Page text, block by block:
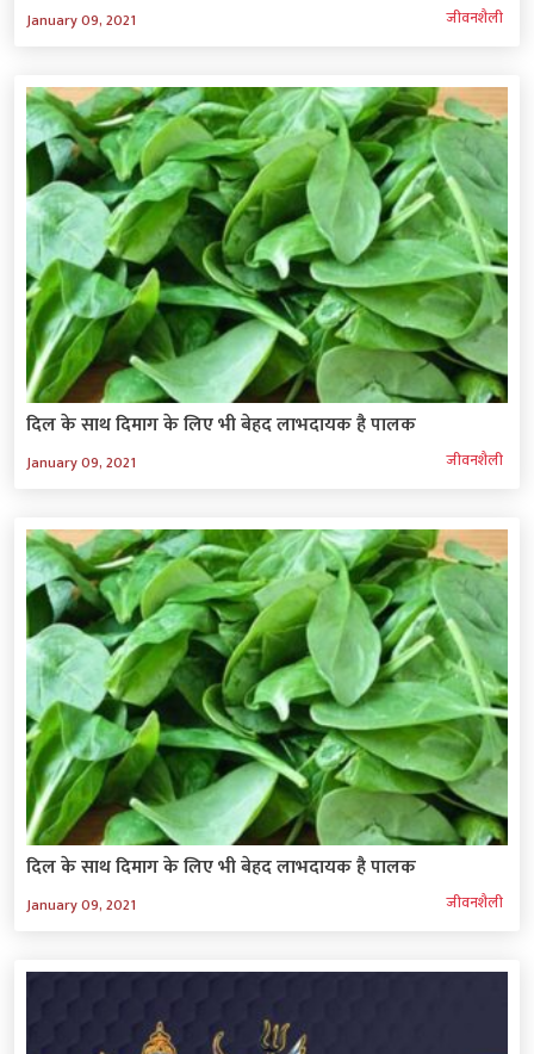
January 09, 2021 जीवनशैली
दिल के साथ दिमाग के लिए भी बेहद लाभदायक है पालक
January 09, 2021 जीवनशैली
दिल के साथ दिमाग के लिए भी बेहद लाभदायक है पालक
January 09, 2021 जीवनशैली